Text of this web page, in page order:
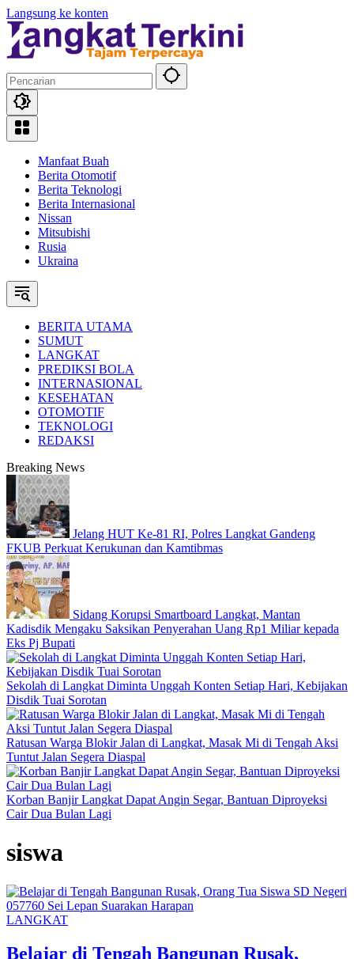
Langsung ke konten
Manfaat Buah
Berita Otomotif
Berita Teknologi
Berita Internasional
Nissan
Mitsubishi
Rusia
Ukraina
BERITA UTAMA
SUMUT
LANGKAT
PREDIKSI BOLA
INTERNASIONAL
KESEHATAN
OTOMOTIF
TEKNOLOGI
REDAKSI
Breaking News
Jelang HUT Ke-81 RI, Polres Langkat Gandeng
FKUB Perkuat Kerukunan dan Kamtibmas
Sidang Korupsi Smartboard Langkat, Mantan
Kadisdik Mengaku Saksikan Penyerahan Uang Rp1 Miliar kepada
Eks Pj Bupati
Sekolah di Langkat Diminta Unggah Konten Setiap Hari, Kebijakan
Disdik Tuai Sorotan
Ratusan Warga Blokir Jalan di Langkat, Masak Mi di Tengah Aksi
Tuntut Jalan Segera Diaspal
Korban Banjir Langkat Dapat Angin Segar, Bantuan Diproyeksi
Cair Dua Bulan Lagi
siswa
LANGKAT
Belajar di Tengah Bangunan Rusak,